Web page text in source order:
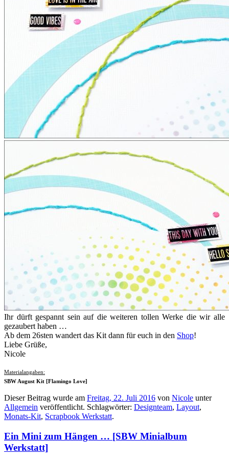
Ihr dürft gespannt sein auf die weiteren tollen Werke die wir alle
gezaubert haben …
Ab dem 26sten wandert das Kit dann für euch in den Shop!
Liebe Grüße,
Nicole
Materialangaben:
SBW August Kit [Flamingo Love]
Dieser Beitrag wurde am Freitag, 22. Juli 2016 von Nicole unter
Allgemein veröffentlicht. Schlagwörter: Designteam, Layout,
Monats-Kit, Scrapbook Werkstatt.
Ein Mini zum Hängen … [SBW Minialbum
Werkstatt]